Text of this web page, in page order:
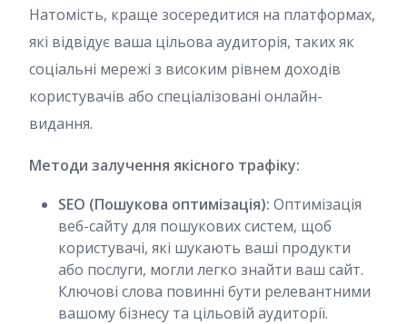
Натомість, краще зосередитися на платформах,
які відвідує ваша цільова аудиторія, таких як
соціальні мережі з високим рівнем доходів
користувачів або спеціалізовані онлайн-
видання.
Методи залучення якісного трафіку:
SEO (Пошукова оптимізація): Оптимізація
веб-сайту для пошукових систем, щоб
користувачі, які шукають ваші продукти
або послуги, могли легко знайти ваш сайт.
Ключові слова повинні бути релевантними
вашому бізнесу та цільовій аудиторії.